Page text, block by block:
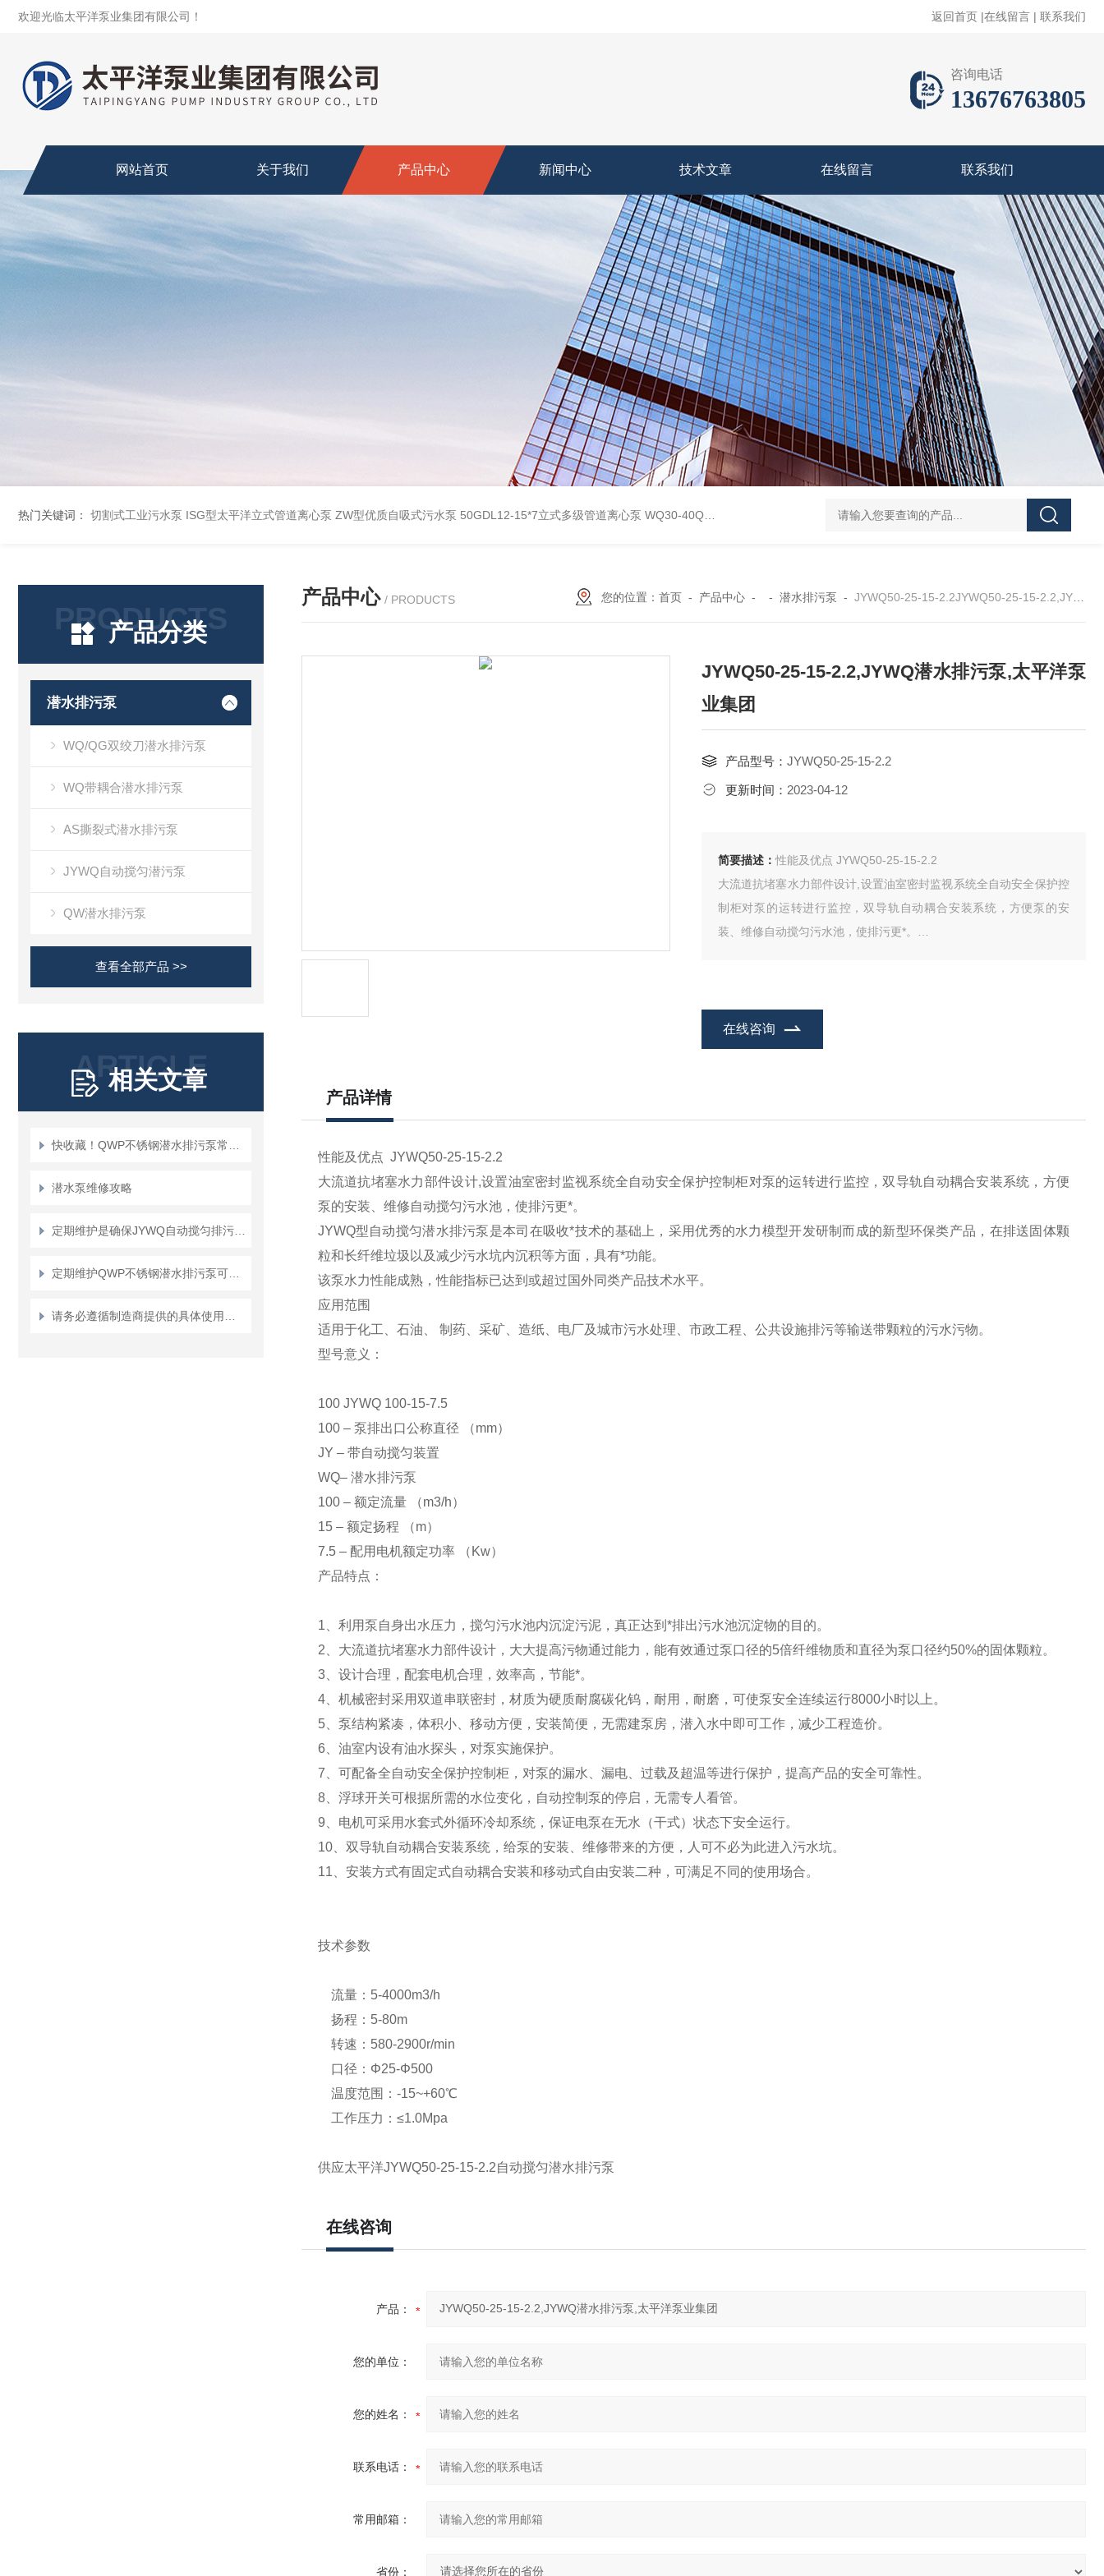
欢迎光临太平洋泵业集团有限公司！ 返回首页 |在线留言 | 联系我们
咨询电话
13676763805
网站首页 关于我们 产品中心 新闻中心 技术文章 在线留言 联系我们
热门关键词： 切割式工业污水泵 ISG型太平洋立式管道离心泵 ZW型优质自吸式污水泵 50GDL12-15*7立式多级管道离心泵 WQ30-40QG优质双绞刀切割式污水泵 CDLF不锈钢多级泵 CDLF不锈钢立式冲压泵
PRODUCTS
产品分类
潜水排污泵
WQ/QG双绞刀潜水排污泵
WQ带耦合潜水排污泵
AS撕裂式潜水排污泵
JYWQ自动搅匀潜污泵
QW潜水排污泵
查看全部产品 >>
ARTICLE
相关文章
潜水泵维修攻略
产品中心 / PRODUCTS 您的位置： 首页- 产品中心- - 潜水排污泵 - JYWQ50-25-15-2.2JYWQ50-25-15-2.2,JYWQ潜水排污泵,太平洋泵业集团
JYWQ50-25-15-2.2,JYWQ潜水排污泵,太平洋泵
业集团
产品型号： JYWQ50-25-15-2.2
更新时间： 2023-04-12
简要描述：
性能及优点 JYWQ50-25-15-2.2
大流道抗堵塞水力部件设计,设置油室密封监视系统全自动安全保护控
制柜对泵的运转进行监控，双导轨自动耦合安装系统，方便泵的安
装、维修自动搅匀污水池，使排污更*。
在线咨询
产品详情
性能及优点 JYWQ50-25-15-2.2
大流道抗堵塞水力部件设计,设置油室密封监视系统全自动安全保护控制柜对泵的运转进行监控，双导轨自动耦合安装系统，方便
泵的安装、维修自动搅匀污水池，使排污更*。
JYWQ型自动搅匀潜水排污泵是本司在吸收*技术的基础上，采用优秀的水力模型开发研制而成的新型环保类产品，在排送固体颗
粒和长纤维垃圾以及减少污水坑内沉积等方面，具有*功能。
该泵水力性能成熟，性能指标已达到或超过国外同类产品技术水平。
应用范围
适用于化工、石油、 制药、采矿、造纸、电厂及城市污水处理、市政工程、公共设施排污等输送带颗粒的污水污物。
型号意义：
100 JYWQ 100-15-7.5
100 – 泵排出口公称直径 （mm）
JY – 带自动搅匀装置
WQ– 潜水排污泵
100 – 额定流量 （m3/h）
15 – 额定扬程 （m）
7.5 – 配用电机额定功率 （Kw）
产品特点：
1、利用泵自身出水压力，搅匀污水池内沉淀污泥，真正达到*排出污水池沉淀物的目的。
2、大流道抗堵塞水力部件设计，大大提高污物通过能力，能有效通过泵口径的5倍纤维物质和直径为泵口径约50%的固体颗粒。
3、设计合理，配套电机合理，效率高，节能*。
4、机械密封采用双道串联密封，材质为硬质耐腐碳化钨，耐用，耐磨，可使泵安全连续运行8000小时以上。
5、泵结构紧凑，体积小、移动方便，安装简便，无需建泵房，潜入水中即可工作，减少工程造价。
6、油室内设有油水探头，对泵实施保护。
7、可配备全自动安全保护控制柜，对泵的漏水、漏电、过载及超温等进行保护，提高产品的安全可靠性。
8、浮球开关可根据所需的水位变化，自动控制泵的停启，无需专人看管。
9、电机可采用水套式外循环冷却系统，保证电泵在无水（干式）状态下安全运行。
10、双导轨自动耦合安装系统，给泵的安装、维修带来的方便，人可不必为此进入污水坑。
11、安装方式有固定式自动耦合安装和移动式自由安装二种，可满足不同的使用场合。
技术参数
流量：5-4000m3/h
扬程：5-80m
转速：580-2900r/min
口径：Φ25-Φ500
温度范围：-15~+60℃
工作压力：≤1.0Mpa
供应太平洋JYWQ50-25-15-2.2自动搅匀潜水排污泵
在线咨询
产品：
您的单位：
您的姓名：
联系电话：
常用邮箱：
省份：